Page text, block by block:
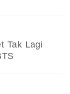
Tak Lagi